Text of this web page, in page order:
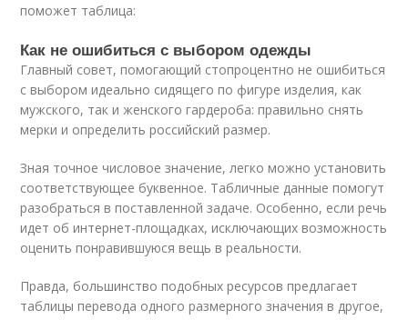
поможет таблица:
Как не ошибиться с выбором одежды
Главный совет, помогающий стопроцентно не ошибиться
с выбором идеально сидящего по фигуре изделия, как
мужского, так и женского гардероба: правильно снять
мерки и определить российский размер.
Зная точное числовое значение, легко можно установить
соответствующее буквенное. Табличные данные помогут
разобраться в поставленной задаче. Особенно, если речь
идет об интернет-площадках, исключающих возможность
оценить понравившуюся вещь в реальности.
Правда, большинство подобных ресурсов предлагает
таблицы перевода одного размерного значения в другое,